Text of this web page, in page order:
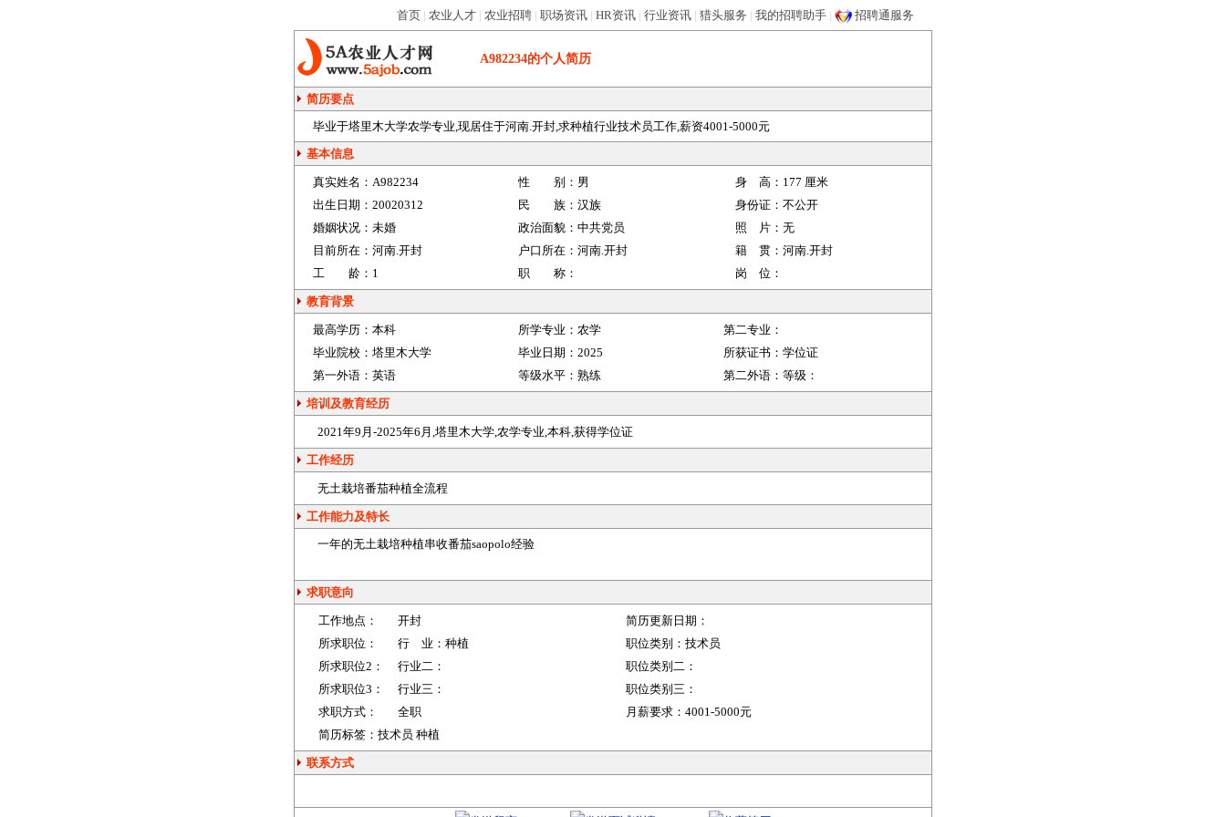
首页 | 农业人才 | 农业招聘 | 职场资讯 | HR资讯 | 行业资讯 | 猎头服务 | 我的招聘助手 | 招聘通服务
A982234的个人简历
简历要点
毕业于塔里木大学农学专业,现居住于河南.开封,求种植行业技术员工作,薪资4001-5000元
基本信息
真实姓名： A982234 性 别： 男 身 高： 177 厘米
出生日期： 20020312 民 族： 汉族 身份证： 不公开
婚姻状况： 未婚 政治面貌： 中共党员 照 片： 无
目前所在： 河南.开封 户口所在： 河南.开封 籍 贯： 河南.开封
工 龄： 1 职 称： 岗 位：
教育背景
最高学历： 本科 所学专业： 农学
第二专业：
毕业院校： 塔里木大学 毕业日期： 2025 所获证书： 学位证
第一外语： 英语 等级水平： 熟练 第二外语： 等级：
培训及教育经历
2021年9月-2025年6月,塔里木大学,农学专业,本科,获得学位证
工作经历
无土栽培番茄种植全流程
工作能力及特长
一年的无土栽培种植串收番茄saopolo经验
求职意向
工作地点： 开封
简历更新日期：
所求职位：
行 业： 种植 职位类别： 技术员
所求职位2：
行业二：
职位类别二：
所求职位3：
行业三：
职位类别三：
求职方式：
全职 月薪要求： 4001-5000元
简历标签：技术员 种植
联系方式